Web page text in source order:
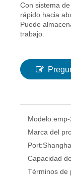
Con sistema
rápido hacia
Puede
trabajo.
Modelo:
Marca del
Port:
Capacidad
Términos de